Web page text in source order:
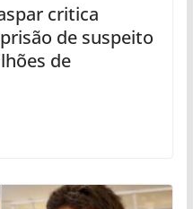
critica
de suspeito
de